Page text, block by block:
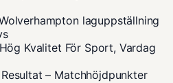
laguppställning
Kvalitet För Sport, Vardag
– Matchhöjdpunkter